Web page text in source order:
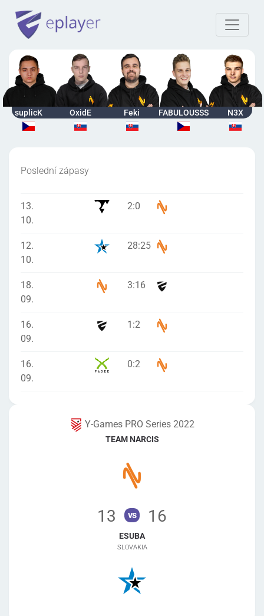
suplicK OxidE Feki FABULOUSSS N3X
Poslední zápasy
13.
10.
2:0
12.
10.
28:25
18.
09.
3:16
16.
09.
1 :2
16.
09.
0:2
Y-Games PRO Series 2022
TEAM NARCIS
13 vs 16
ESUBA
SLOVAKIA